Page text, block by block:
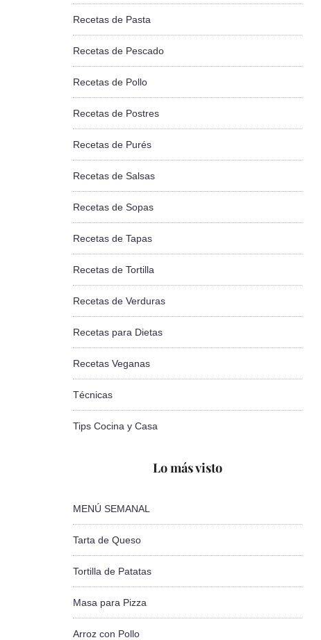
Recetas de Pasta
Recetas de Pescado
Recetas de Pollo
Recetas de Postres
Recetas de Purés
Recetas de Salsas
Recetas de Sopas
Recetas de Tapas
Recetas de Tortilla
Recetas de Verduras
Recetas para Dietas
Recetas Veganas
Técnicas
Tips Cocina y Casa
Lo más visto
MENÚ SEMANAL
Tarta de Queso
Tortilla de Patatas
Masa para Pizza
Arroz con Pollo